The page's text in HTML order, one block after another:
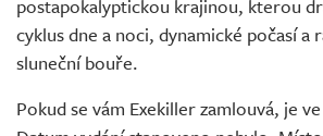
postapokalyptickou krajinou, kterou
cyklus dne a noci, dynamické počasí a
sluneční bouře.
Pokud se vám Exekiller zamlouvá, je